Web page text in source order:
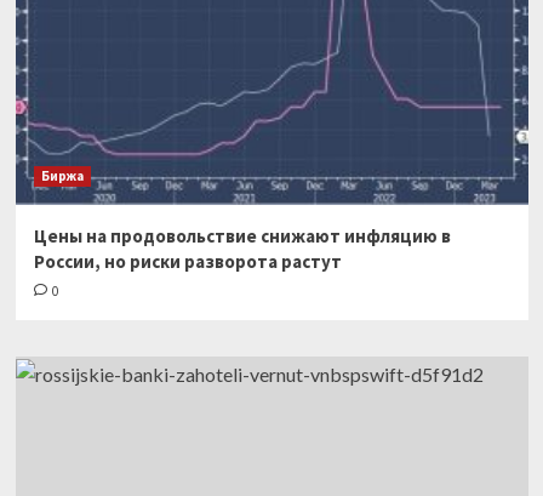
Биржа
Цены на продовольствие снижают инфляцию в
России, но риски разворота растут
0